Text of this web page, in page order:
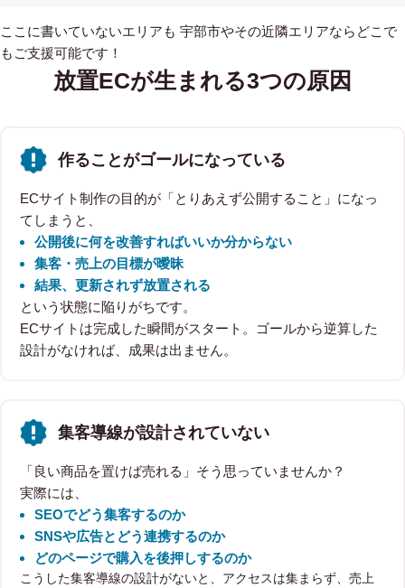
ここに書いていないエリアも 宇部市やその近隣エリアならどこで
もご支援可能です！
放置ECが生まれる3つの原因
作ることがゴールになっている
ECサイト制作の目的が「とりあえず公開すること」になっ
てしまうと、
公開後に何を改善すればいいか分からない
集客・売上の目標が曖昧
結果、更新されず放置される
という状態に陥りがちです。
ECサイトは完成した瞬間がスタート。ゴールから逆算した
設計がなければ、成果は出ません。
集客導線が設計されていない
「良い商品を置けば売れる」そう思っていませんか？
実際には、
SEOでどう集客するのか
SNSや広告とどう連携するのか
どのページで購入を後押しするのか
こうした集客導線の設計がないと、アクセスは集まらず、売上